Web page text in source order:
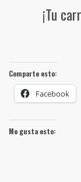
¡Tu
Comparte esto:
Facebook
Me gusta esto: